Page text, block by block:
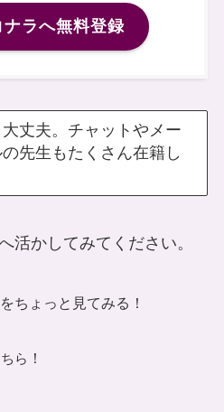
ラへ無料登録
丈夫。チャットやメー
先生もたくさん在籍し
活かしてみてください。
をちょっと見てみる！
ら ！